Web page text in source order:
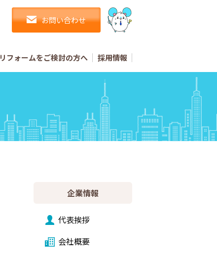
お問い合わせ
リフォームをご検討の方へ 採用情報
企業情報
代表挨拶
会社概要